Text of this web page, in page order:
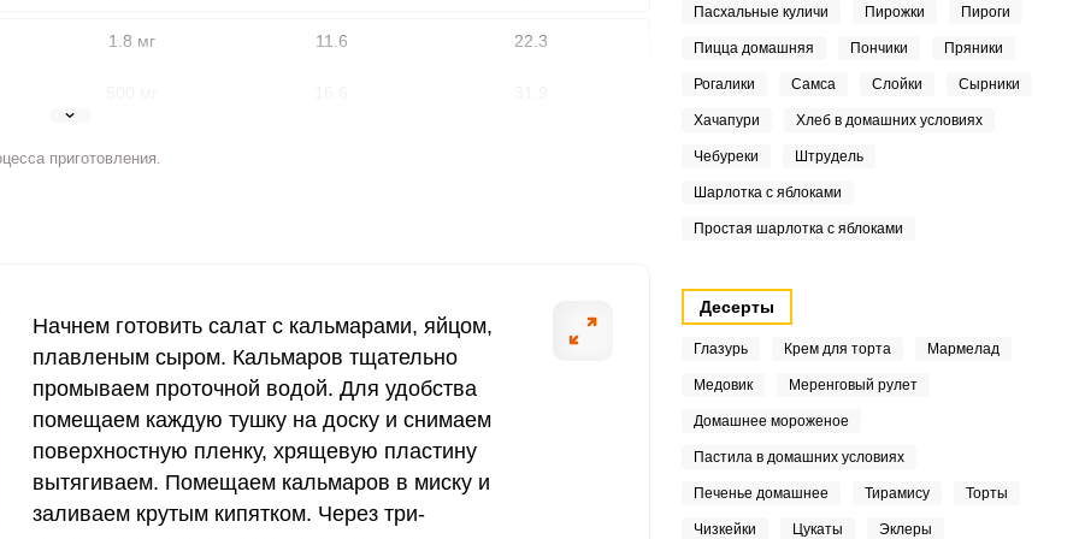
1.8 мг 11.6 22.3
90 мкг 7.2
5.4
15 мг 21.6
50 мг 9
приготовления.
Начнем готовить салат с кальмарами, яйцом,
плавленым сыром. Кальмаров тщательно
промываем проточной водой. Для удобства
помещаем каждую тушку на доску и снимаем
поверхностную пленку, хрящевую пластину
вытягиваем. Помещаем кальмаров в миску и
заливаем крутым кипятком. Через три-
Пасхальные куличи Пирожки Пироги
Пицца домашняя Пончики Пряники
Рогалики Самса Слойки Сырники
Хачапури Хлеб в домашних условиях
Чебуреки Штрудель
Шарлотка с яблоками
Простая шарлотка с яблоками
Десерты
Глазурь Крем для торта Мармелад
Медовик Меренговый рулет
Домашнее мороженое
Пастила в домашних условиях
Печенье домашнее Тирамису Торты
Чизкейки Цукаты Эклеры
Войдите
с помощью социальных сетей:
или
ШАГ
2 ИЗ 5